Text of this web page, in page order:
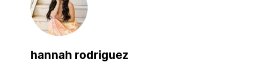
hannah rodriguez